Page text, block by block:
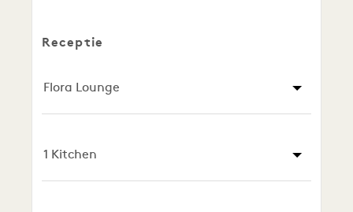
Receptie
Flora Lounge
1 Kitchen